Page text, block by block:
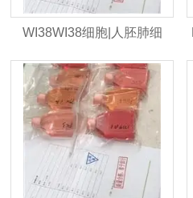
WI38WI38细胞|人胚肺细
胞|STR入库